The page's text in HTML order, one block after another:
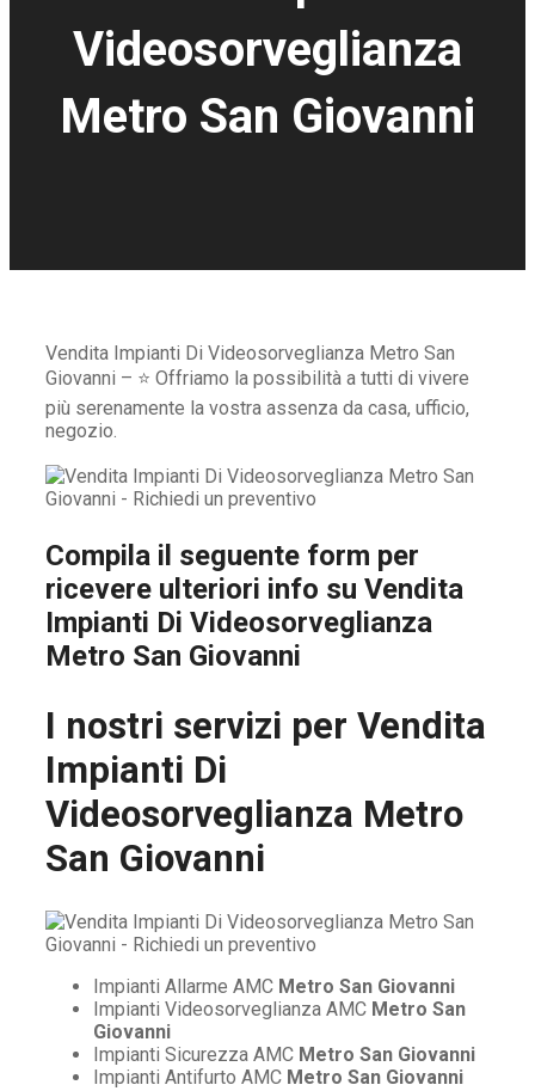
Videosorveglianza
Metro San Giovanni
Vendita Impianti Di Videosorveglianza Metro San
Giovanni – ⭐ Offriamo la possibilità a tutti di vivere
più serenamente la vostra assenza da casa, ufficio,
negozio.
Compila il seguente form per
ricevere ulteriori info su Vendita
Impianti Di Videosorveglianza
Metro San Giovanni
I nostri servizi per Vendita
Impianti Di
Videosorveglianza Metro
San Giovanni
Impianti Allarme AMC Metro San Giovanni
Impianti Videosorveglianza AMC Metro San
Giovanni
Impianti Sicurezza AMC Metro San Giovanni
Impianti Antifurto AMC Metro San Giovanni